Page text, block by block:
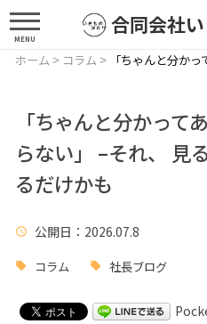
合同会社
MENU
ホーム > コラム > 「ちゃんと分か
「ちゃんと分かって
らない」 –それ、 見
るだけかも
公開日 ：2026.07.8
コラム 社長ブログ